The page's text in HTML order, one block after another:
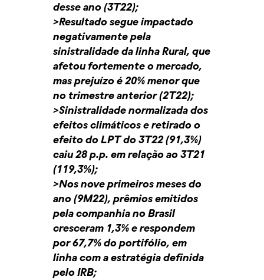
desse ano (3T22);
>Resultado segue impactado
negativamente pela
sinistralidade da linha Rural, que
afetou fortemente o mercado,
mas prejuízo é 20% menor que
no trimestre anterior (2T22);
>Sinistralidade normalizada dos
efeitos climáticos e retirado o
efeito do LPT do 3T22 (91,3%)
caiu 28 p.p. em relação ao 3T21
(119,3%);
>Nos nove primeiros meses do
ano (9M22), prêmios emitidos
pela companhia no Brasil
cresceram 1,3% e respondem
por 67,7% do portifólio, em
linha com a estratégia definida
pelo IRB;